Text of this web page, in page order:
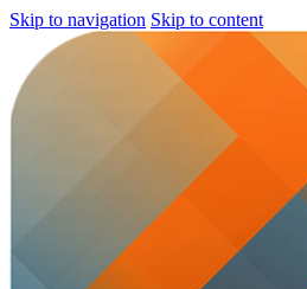
Skip to navigation Skip to content